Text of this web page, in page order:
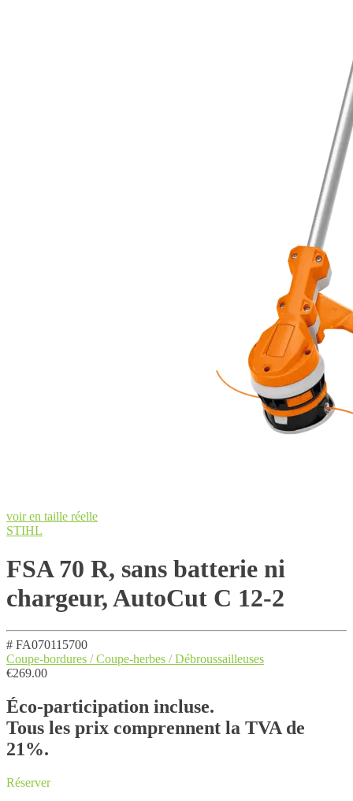
voir en taille réelle
STIHL
FSA 70 R, sans batterie ni
chargeur, AutoCut C 12-2
# FA070115700
Coupe-bordures / Coupe-herbes / Débroussailleuses
€269.00
Éco-participation incluse.
Tous les prix comprennent la TVA de
21%.
Réserver